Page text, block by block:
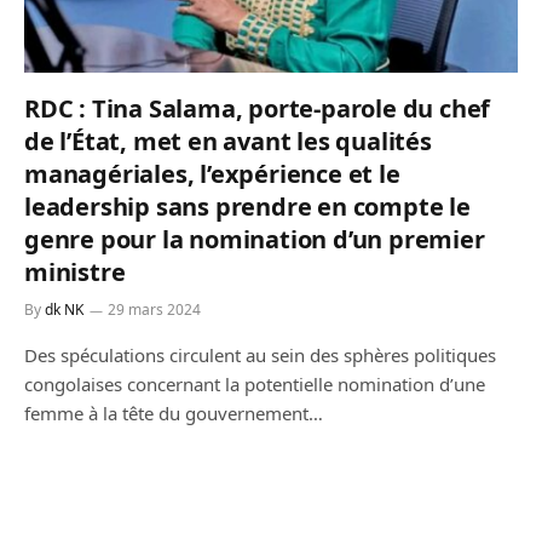
RDC : Tina Salama, porte-parole du chef
de l’État, met en avant les qualités
managériales, l’expérience et le
leadership sans prendre en compte le
genre pour la nomination d’un premier
ministre
Bydk NK 29 mars 2024
Des spéculations circulent au sein des sphères politiques
congolaises concernant la potentielle nomination d’une
femme à la tête du gouvernement…